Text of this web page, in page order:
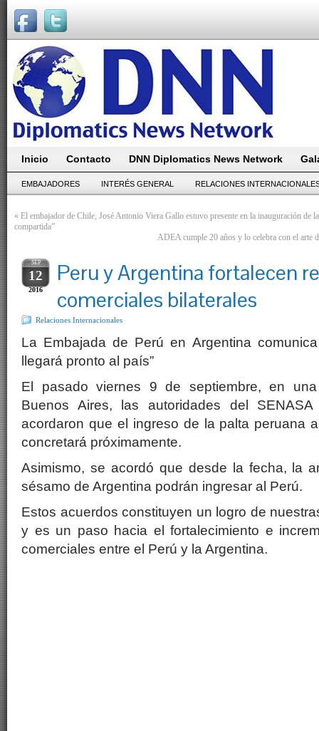
Inicio Contacto DNN Diplomatics News Network
EMBAJADORES INTERÉS GENERAL RELACIONES
« El embajador de Chile, José Antonio Viera Gallo estuvo presente en la inauguración
compartida”
ADEA cumple 20 años y lo celebra con el arte
SEP
12
2016
Peru y Argentina fortalecen
comerciales bilaterales
Relaciones Internacionales
La Embajada de Perú en Argentina
llegará pronto al país”
El pasado viernes 9 de septiembre, en
Buenos Aires, las autoridades del
acordaron que el ingreso de la palta peruana
concretará próximamente.
Asimismo, se acordó que desde la fecha, la
sésamo de Argentina podrán ingresar al Perú.
Estos acuerdos constituyen un logro de
y es un paso hacia el fortalecimiento e
comerciales entre el Perú y la Argentina.